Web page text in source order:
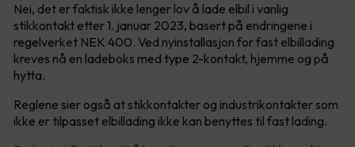
Nei, det er faktisk ikke lenger lov å lade elbil i vanlig
stikkontakt etter 1. januar 2023, basert på endringene i
regelverket NEK 400. Ved nyinstallasjon for fast elbillading
kreves nå en ladeboks med type 2-kontakt, hjemme og på
hytta.
Reglene sier også at stikkontakter og industrikontakter som
ikke er tilpasset elbillading ikke kan benyttes til fast lading.